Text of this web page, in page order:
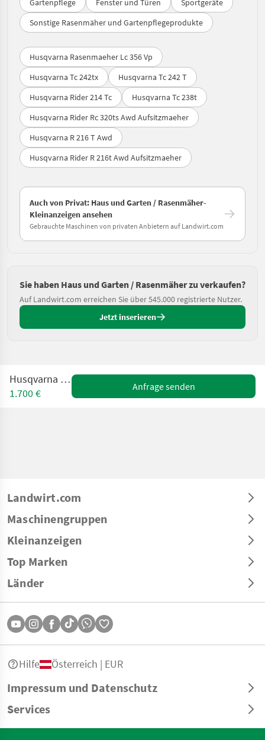
Gartenpflege Fenster und Türen
Sportgeräte
Sonstige Rasenmäher und Gartenpflegeprodukte
Husqvarna Rasenmaeher Lc 356 Vp
Husqvarna Tc 242tx
Husqvarna Tc 242 T
Husqvarna Rider 214 Tc
Husqvarna Tc 238t
Husqvarna Rider Rc 320ts Awd Aufsitzmaeher
Husqvarna R 216 T Awd
Husqvarna Rider R 216t Awd Aufsitzmaeher
Auch von Privat: Haus und Garten / Rasenmäher-
Kleinanzeigen ansehen
Gebrauchte Maschinen von privaten Anbietern auf Landwirt.com
Sie haben Haus und Garten / Rasenmäher zu verkaufen?
Auf Landwirt.com erreichen Sie über 545.000 registrierte Nutzer.
Jetzt inserieren
Husqvarna AM415x
1.700 €
Anfrage senden
Landwirt.com
Maschinengruppen
Kleinanzeigen
Top Marken
Länder
Impressum und Datenschutz
Services
Hilfe Österreich | EUR